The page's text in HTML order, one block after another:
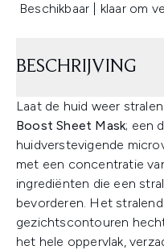
Beschikbaar | klaar om
BESCHRIJVING
Laat de huid weer
Boost Sheet Mask; een
huidverstevigende
met een concentratie
ingrediënten die een
bevorderen. Het
gezichtscontouren
het hele oppervlak,